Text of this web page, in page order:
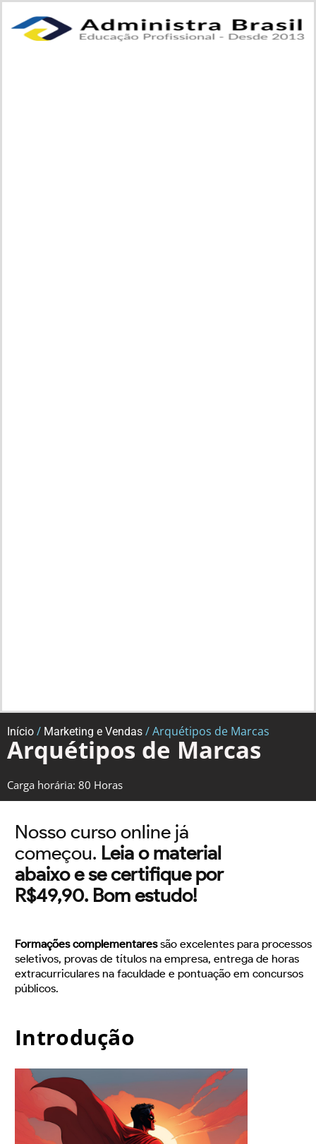
Início / Marketing e Vendas / Arquétipos de Marcas
Arquétipos de Marcas
Carga horária: 80 Horas
Nosso curso online já
começou. Leia o material
abaixo e se certifique por
R$49,90. Bom estudo!
Formações complementaressão excelentes para processos
seletivos, provas de títulos na empresa, entrega de horas
extracurriculares na faculdade e pontuação em concursos
públicos.
Introdução